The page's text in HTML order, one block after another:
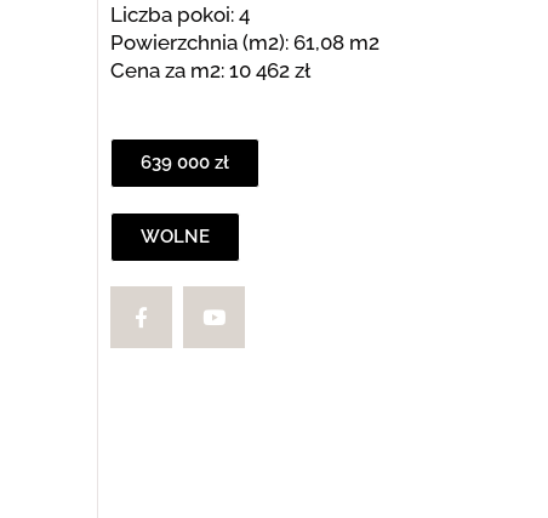
Liczba pokoi: 4
Powierzchnia (m2): 61,08 m2
Cena za m2: 10 462 zł
639 000 zł
WOLNE